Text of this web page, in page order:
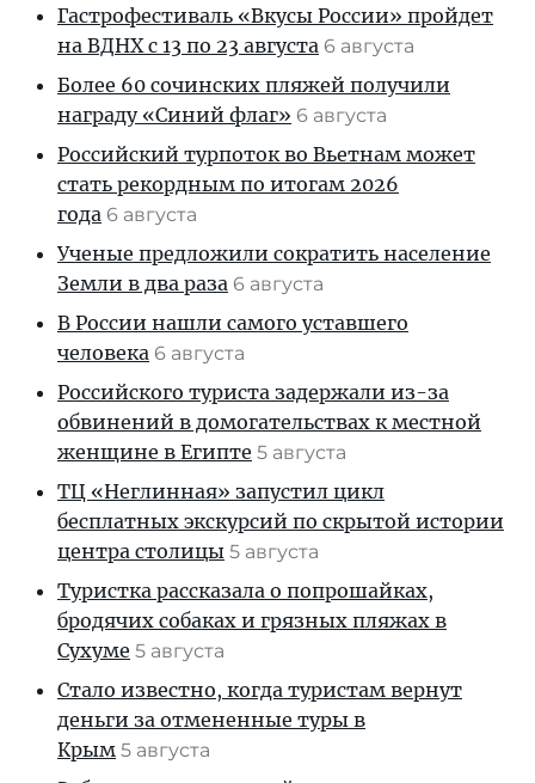
Гастрофестиваль «Вкусы России» пройдет
на ВДНХ с 13 по 23 августа 6 августа
Более 60 сочинских пляжей получили
награду «Синий флаг» 6 августа
Российский турпоток во Вьетнам может
стать рекордным по итогам 2026
года 6 августа
Ученые предложили сократить население
Земли в два раза 6 августа
В России нашли самого уставшего
человека 6 августа
Российского туриста задержали из-за
обвинений в домогательствах к местной
женщине в Египте 5 августа
ТЦ «Неглинная» запустил цикл
бесплатных экскурсий по скрытой истории
центра столицы 5 августа
Туристка рассказала о попрошайках,
бродячих собаках и грязных пляжах в
Сухуме 5 августа
Стало известно, когда туристам вернут
деньги за отмененные туры в
Крым 5 августа